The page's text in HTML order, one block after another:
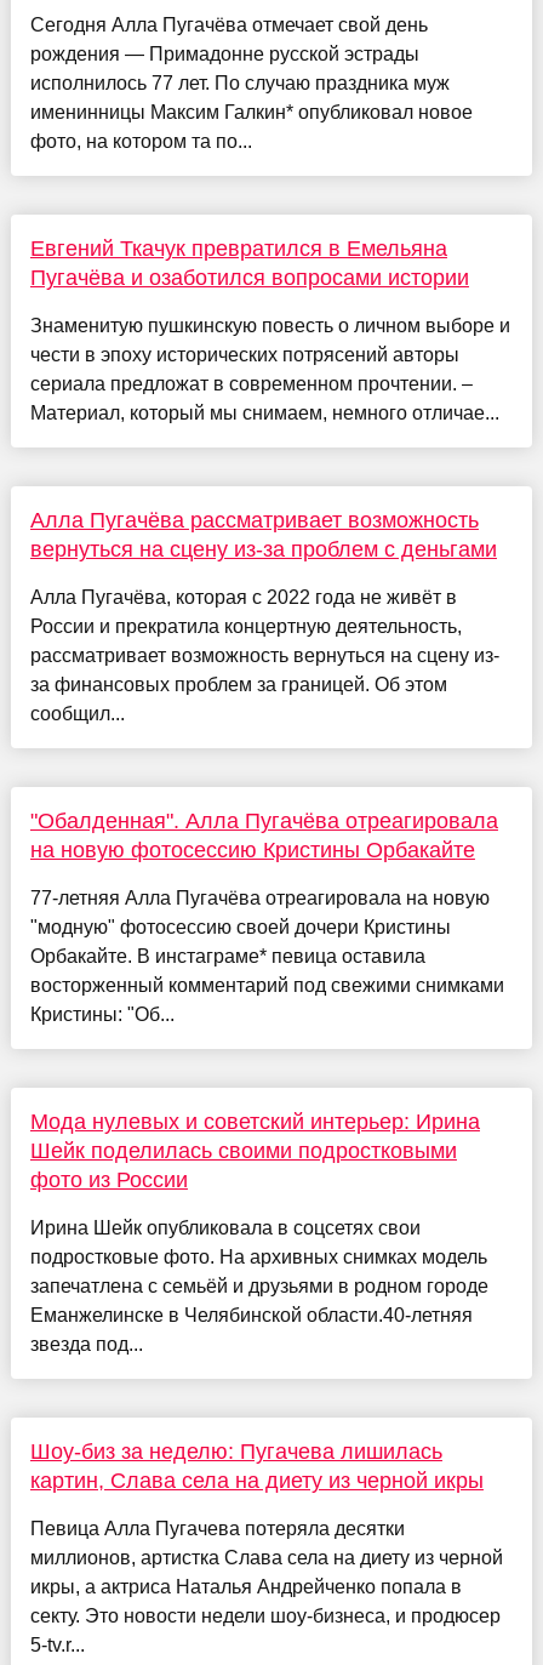
Сегодня Алла Пугачёва отмечает свой день
рождения — Примадонне русской эстрады
исполнилось 77 лет. По случаю праздника муж
именинницы Максим Галкин* опубликовал новое
фото, на котором та по...
Евгений Ткачук превратился в Емельяна
Пугачёва и озаботился вопросами истории
Знаменитую пушкинскую повесть о личном выборе и
чести в эпоху исторических потрясений авторы
сериала предложат в современном прочтении. –
Материал, который мы снимаем, немного отличае...
Алла Пугачёва рассматривает возможность
вернуться на сцену из-за проблем с деньгами
Алла Пугачёва, которая с 2022 года не живёт в
России и прекратила концертную деятельность,
рассматривает возможность вернуться на сцену из-
за финансовых проблем за границей. Об этом
сообщил...
"Обалденная". Алла Пугачёва отреагировала
на новую фотосессию Кристины Орбакайте
77-летняя Алла Пугачёва отреагировала на новую
"модную" фотосессию своей дочери Кристины
Орбакайте. В инстаграме* певица оставила
восторженный комментарий под свежими снимками
Кристины: "Об...
Мода нулевых и советский интерьер: Ирина
Шейк поделилась своими подростковыми
фото из России
Ирина Шейк опубликовала в соцсетях свои
подростковые фото. На архивных снимках модель
запечатлена с семьёй и друзьями в родном городе
Еманжелинске в Челябинской области.40-летняя
звезда под...
Шоу-биз за неделю: Пугачева лишилась
картин, Слава села на диету из черной икры
Певица Алла Пугачева потеряла десятки
миллионов, артистка Слава села на диету из черной
икры, а актриса Наталья Андрейченко попала в
секту. Это новости недели шоу-бизнеса, и продюсер
5-tv.r...